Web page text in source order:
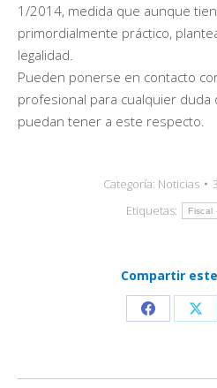
1/2014, medida que aunque
primordialmente práctico,
legalidad.
Pueden ponerse en contacto
profesional para cualquier duda
puedan tener a este respecto.
Categoría: Noticias
Etiquetas:
Fiscal
Compartir
Share
Facebook
X